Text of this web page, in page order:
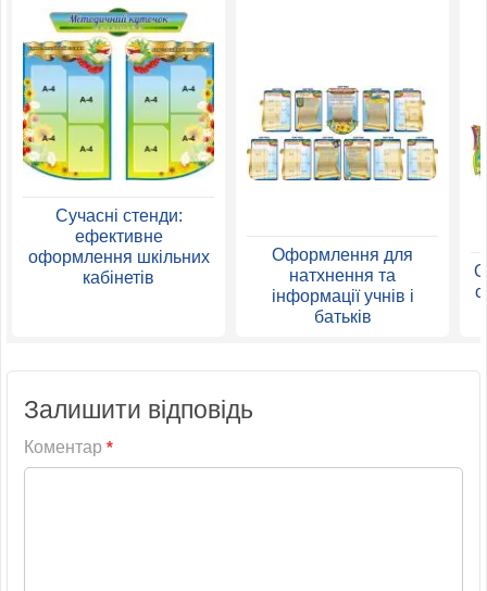
Сучасні стенди:
ефективне
оформлення шкільних
кабінетів
Оформлення для
натхнення та
інформації учнів і
батьків
Залишити відповідь
Коментар *